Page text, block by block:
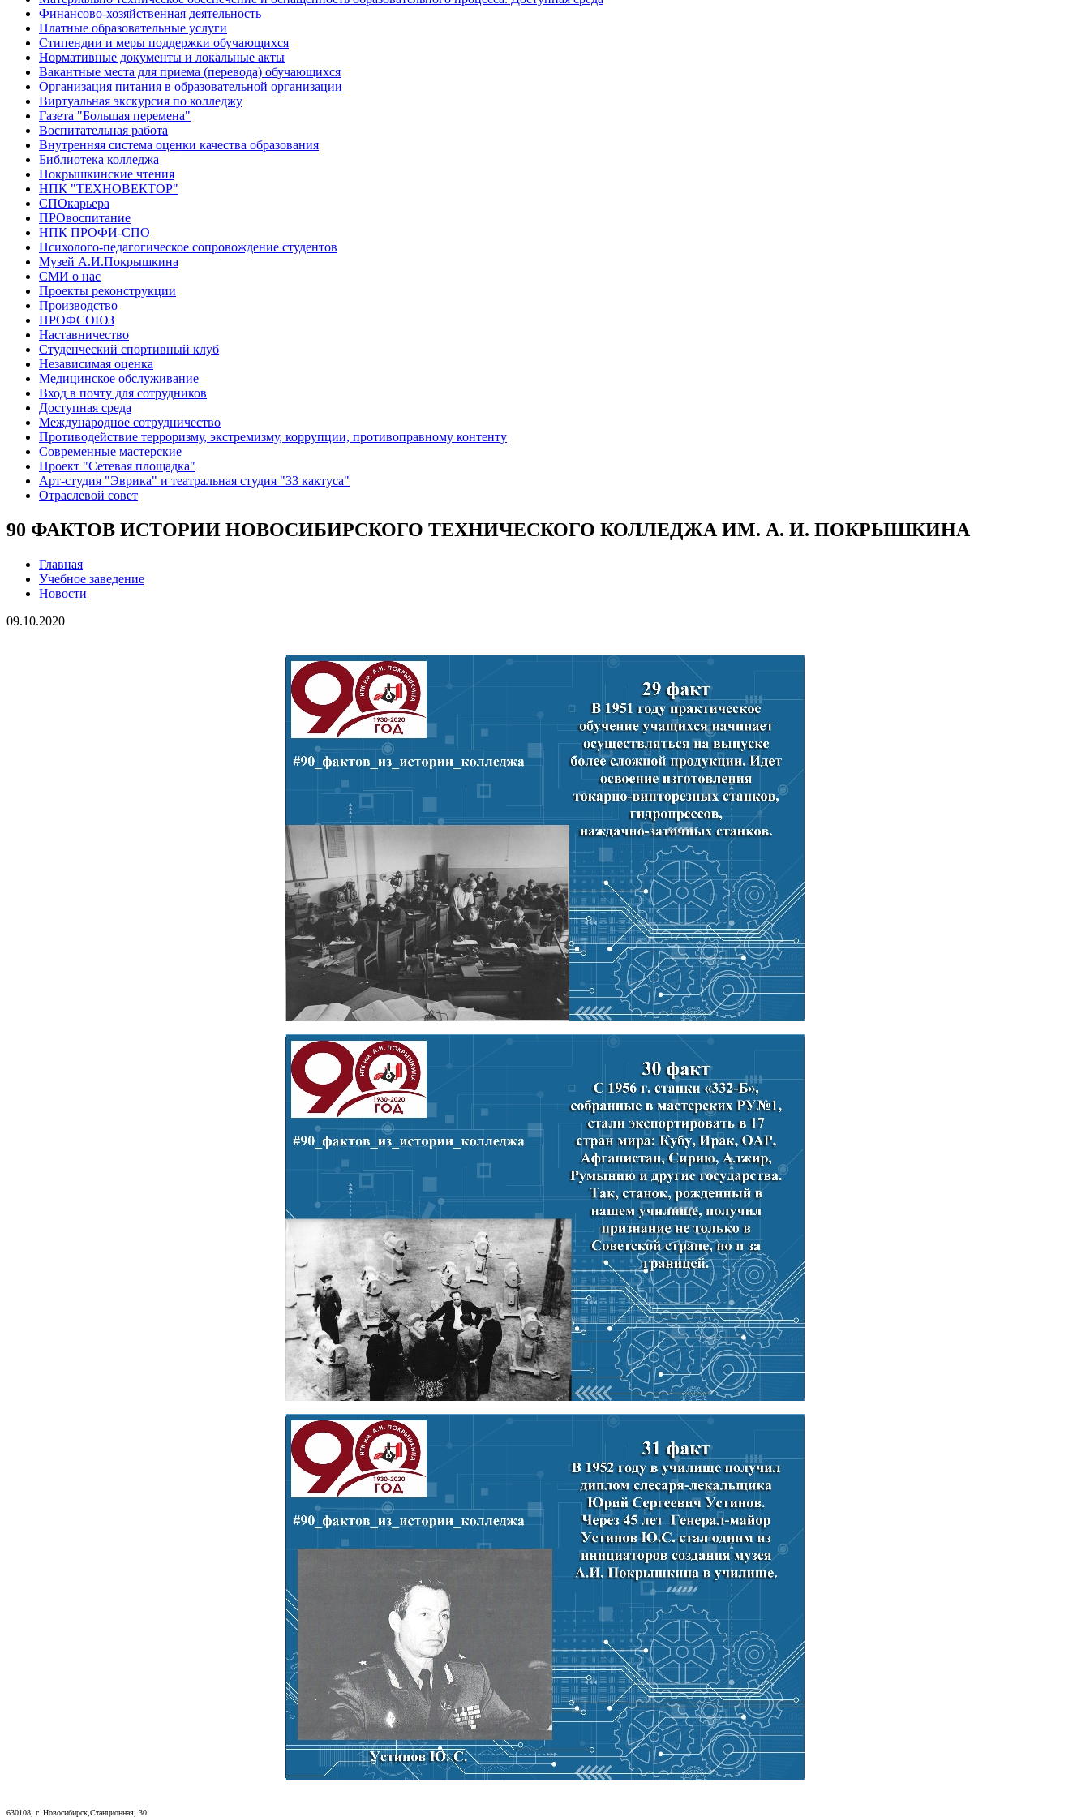
Финансово-хозяйственная деятельность
Платные образовательные услуги
Стипендии и меры поддержки обучающихся
Нормативные документы и локальные акты
Вакантные места для приема (перевода) обучающихся
Организация питания в образовательной организации
Виртуальная экскурсия по колледжу
Газета "Большая перемена"
Воспитательная работа
Внутренняя система оценки качества образования
Библиотека колледжа
Покрышкинские чтения
НПК "ТЕХНОВЕКТОР"
СПОкарьера
ПРОвоспитание
НПК ПРОФИ-СПО
Психолого-педагогическое сопровождение студентов
Музей А.И.Покрышкина
СМИ о нас
Проекты реконструкции
Производство
ПРОФСОЮЗ
Наставничество
Студенческий спортивный клуб
Независимая оценка
Медицинское обслуживание
Вход в почту для сотрудников
Доступная среда
Международное сотрудничество
Противодействие терроризму, экстремизму, коррупции, противоправному контенту
Современные мастерские
Проект "Сетевая площадка"
Арт-студия "Эврика" и театральная студия "33 кактуса"
Отраслевой совет
90 ФАКТОВ ИСТОРИИ НОВОСИБИРСКОГО ТЕХНИЧЕСКОГО КОЛЛЕДЖА ИМ. А. И. ПОКРЫШКИНА
Главная
Учебное заведение
Новости
09.10.2020
630108, г. Новосибирск,Станционная, 30